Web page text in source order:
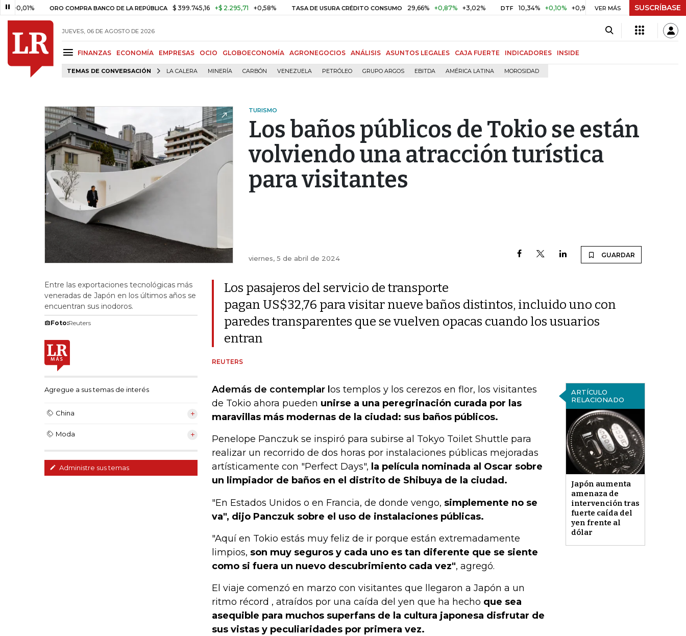
ORO COMPRA BANCO DE LA REPÚBLICA $ 399.745,16 +$ 2.295,71 +0,58% TASA DE USURA CRÉDITO CONSUMO 29,66% +0,87% +3,02% DTF 10,34% +0,10% +0,98% UVR $ 416,86 +$ 0,05 +0,01%
VER MÁS SUSCRÍBASE
JUEVES, 06 DE AGOSTO DE 2026
FINANZAS ECONOMÍA EMPRESAS OCIO GLOBOECONOMÍA AGRONEGOCIOS ANÁLISIS ASUNTOS LEGALES CAJA FUERTE INDICADORES INSIDE
TEMAS DE CONVERSACIÓN LA CALERA MINERÍA CARBÓN VENEZUELA PETRÓLEO GRUPO ARGOS EBITDA AMÉRICA LATINA MOROSIDAD
TURISMO
Los baños públicos de Tokio se están
volviendo una atracción turística
para visitantes
viernes, 5 de abril de 2024 GUARDAR
Entre las exportaciones tecnológicas más
veneradas de Japón en los últimos años se
encuentran sus inodoros.
Foto:Reuters
Agregue a sus temas de interés
China
Moda
Administre sus temas
Los pasajeros del servicio de transporte
pagan US$32,76 para visitar nueve baños distintos, incluido uno con
paredes transparentes que se vuelven opacas cuando los usuarios
entran
REUTERS
ARTÍCULO
RELACIONADO
Japón aumenta
amenaza de
intervención tras
fuerte caída del
yen frente al
dólar
Además de contemplar l os templos y los cerezos en flor, los visitantes
de Tokio ahora pueden unirse a una peregrinación curada por las
maravillas más modernas de la ciudad: sus baños públicos.
Penelope Panczuk se inspiró para subirse al Tokyo Toilet Shuttle para
realizar un recorrido de dos horas por instalaciones públicas mejoradas
artísticamente con "Perfect Days", la película nominada al Oscar sobre
un limpiador de baños en el distrito de Shibuya de la ciudad.
"En Estados Unidos o en Francia, de donde vengo, simplemente no se
va", dijo Panczuk sobre el uso de instalaciones públicas.
"Aquí en Tokio estás muy feliz de ir porque están extremadamente
limpios, son muy seguros y cada uno es tan diferente que se siente
como si fuera un nuevo descubrimiento cada vez", agregó.
El viaje comenzó en marzo con visitantes que llegaron a Japón a un
ritmo récord , atraídos por una caída del yen que ha hecho que sea
asequible para muchos superfans de la cultura japonesa disfrutar de
sus vistas y peculiaridades por primera vez.